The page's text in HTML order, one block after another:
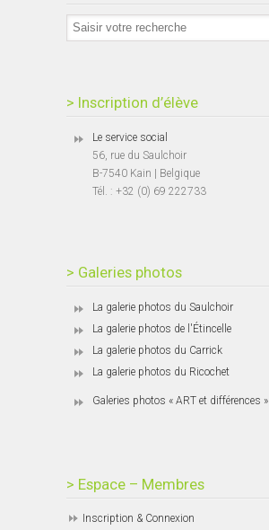
> Inscription d’élève
Le service social
56, rue du Saulchoir
B-7540 Kain | Belgique
Tél. : +32 (0) 69 222733
> Galeries photos
La galerie photos du Saulchoir
La galerie photos de l'Étincelle
La galerie photos du Carrick
La galerie photos du Ricochet
Galeries photos « ART et différences »
> Espace – Membres
Inscription & Connexion